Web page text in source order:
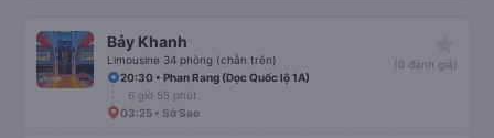
Bảy Khanh
Limousine 34 phòng (chẵn trên)
(0 đánh giá)
20:30 • Phan Rang (Dọc Quốc lộ 1A)
6 giờ 55 phút
03:25 • Sở Sao